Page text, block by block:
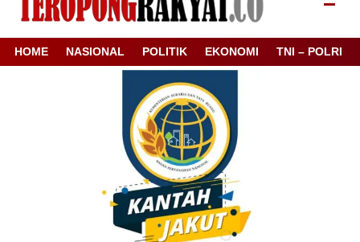
HOME NASIONAL POLITIK EKONOMI TNI – POLRI